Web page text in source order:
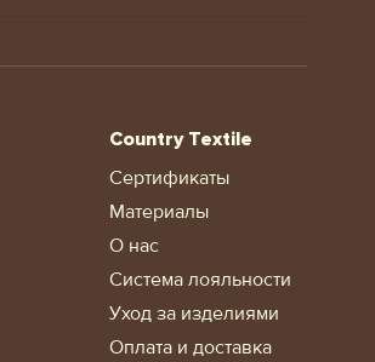
Country Textile
Сертификаты
Материалы
О нас
Система лояльности
Уход за изделиями
Оплата и доставка